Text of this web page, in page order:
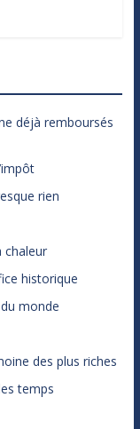
déjà remboursés
rien
chaleur
historique
monde
des plus riches
temps